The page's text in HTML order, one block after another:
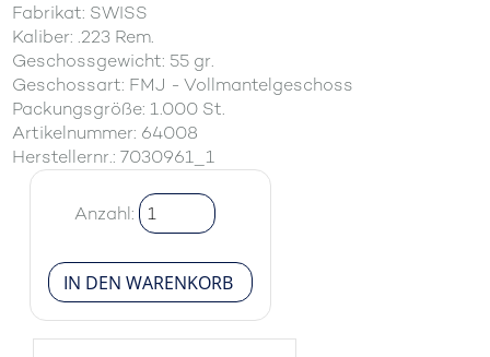
Fabrikat: SWISS
Kaliber: .223 Rem.
Geschossgewicht: 55 gr.
Geschossart: FMJ - Vollmantelgeschoss
Packungsgröße: 1.000 St.
Artikelnummer: 64008
Herstellernr.: 7030961_1
Anzahl: